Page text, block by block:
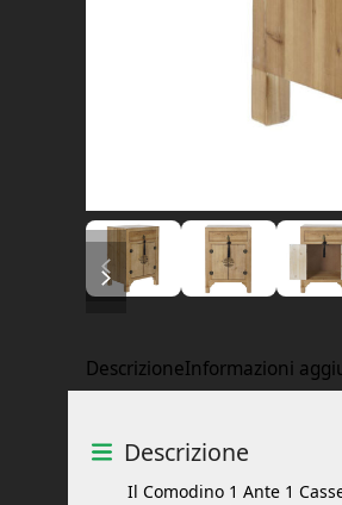
diapositiva precedente
diapositiva successiva
DescrizioneInformazioni
Descrizione
Il Comodino 1 Ante 1